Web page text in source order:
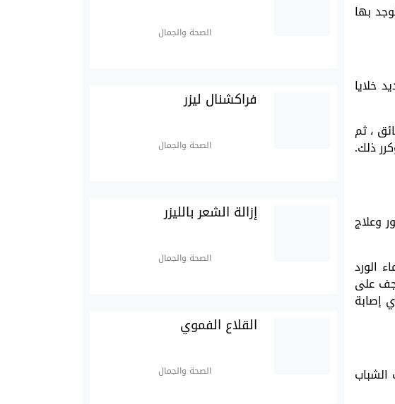
بها
خلايا
التفاح مع الماء ، ونقع كرة قطنية في هذا الخليط لمدة 5 دقائق ، ثم
وكرر ذلك.
وعلاج
الورد
على
إصابة
الصحة والجمال
فراكشنال ليزر
الصحة والجمال
إزالة الشعر بالليزر
الصحة والجمال
القلاع الفموي
الصحة والجمال